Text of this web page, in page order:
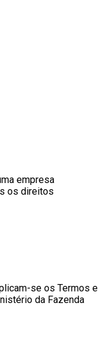
empresa
os direitos
se os Termos e
da Fazenda